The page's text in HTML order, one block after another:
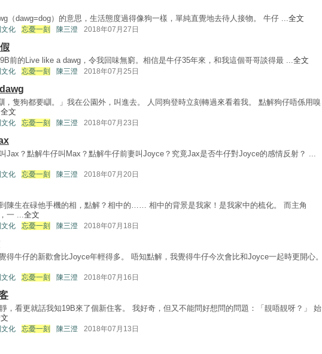
（dawg=dog）的意思，生活態度過得像狗一樣，單純直覺地去待人接物。 牛仔 ...全文
化 忘憂一刻 陳三澄 2018年07月27日
前的Live like a dawg，令我回味無窮。相信是牛仔35年來，和我這個哥哥談得最 ...全文
化 忘憂一刻 陳三澄 2018年07月25日
，隻狗都要瞓。」我在公園外，叫進去。 人同狗登時立刻轉過來看着我。 點解狗仔唔係用嗅
全文
化 忘憂一刻 陳三澄 2018年07月23日
Jax？點解牛仔叫Max？點解牛仔前妻叫Joyce？究竟Jax是否牛仔對Joyce的感情反射？ ...
化 忘憂一刻 陳三澄 2018年07月20日
陳生在碌他手機的相，點解？相中的…… 相中的背景是我家！是我家中的梳化。 而主角
一 ...全文
化 忘憂一刻 陳三澄 2018年07月18日
得牛仔的新歡會比Joyce年輕得多。 唔知點解，我覺得牛仔今次會比和Joyce一起時更開心。
化 忘憂一刻 陳三澄 2018年07月16日
，看更就話我知19B來了個新住客。 我好奇，但又不能問好想問的問題：「靚唔靚呀？」 始
化 忘憂一刻 陳三澄 2018年07月13日